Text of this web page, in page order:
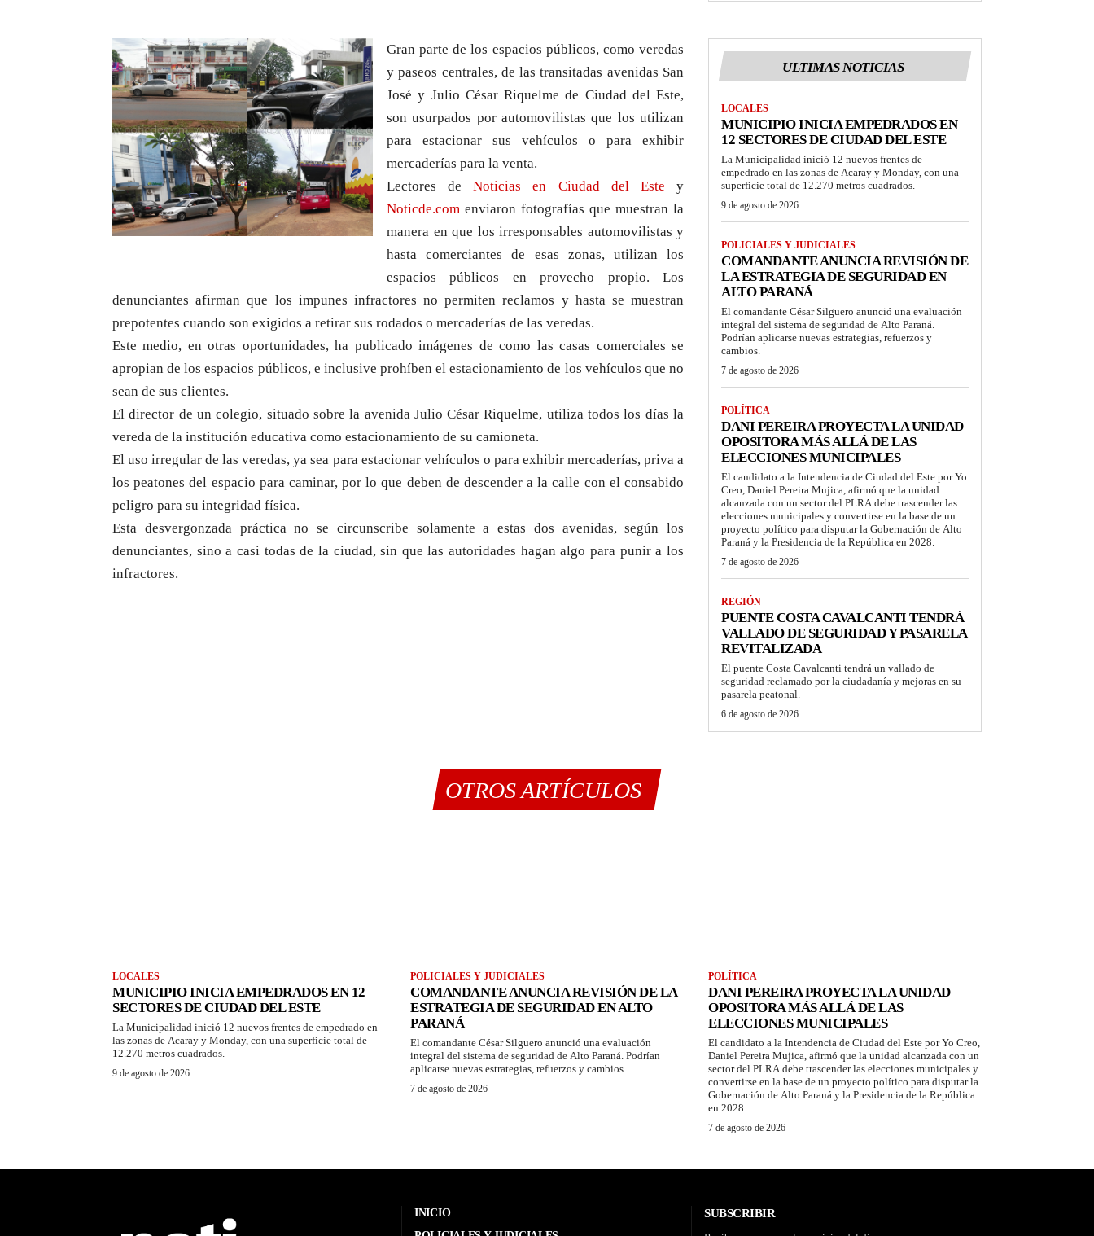
Gran parte de los espacios públicos, como veredas
y paseos centrales, de las transitadas avenidas San
José y Julio César Riquelme de Ciudad del Este,
son usurpados por automovilistas que los utilizan
para estacionar sus vehículos o para exhibir
mercaderías para la venta.
Lectores deNoticias en Ciudad del Este y
Noticde.com enviaron fotografías que muestran la
manera en que los irresponsables automovilistas y
hasta comerciantes de esas zonas, utilizan los
espacios públicos en provecho propio. Los
denunciantes afirman que los impunes infractores no permiten reclamos y hasta se muestran
prepotentes cuando son exigidos a retirar sus rodados o mercaderías de las veredas.
Este medio, en otras oportunidades, ha publicado imágenes de como las casas comerciales se
apropian de los espacios públicos, e inclusive prohíben el estacionamiento de los vehículos que no
sean de sus clientes.
El director de un colegio, situado sobre la avenida Julio César Riquelme, utiliza todos los días la
vereda de la institución educativa como estacionamiento de su camioneta.
El uso irregular de las veredas, ya sea para estacionar vehículos o para exhibir mercaderías, priva a
los peatones del espacio para caminar, por lo que deben de descender a la calle con el consabido
peligro para su integridad física.
Esta desvergonzada práctica no se circunscribe solamente a estas dos avenidas, según los
denunciantes, sino a casi todas de la ciudad, sin que las autoridades hagan algo para punir a los
infractores.
ULTIMAS NOTICIAS
LOCALES
MUNICIPIO INICIA EMPEDRADOS EN
12 SECTORES DE CIUDAD DEL ESTE
La Municipalidad inició 12 nuevos frentes de
empedrado en las zonas de Acaray y Monday, con una
superficie total de 12.270 metros cuadrados.
9 de agosto de 2026
POLICIALES Y JUDICIALES
COMANDANTE ANUNCIA REVISIÓN DE
LA ESTRATEGIA DE SEGURIDAD EN
ALTO PARANÁ
El comandante César Silguero anunció una evaluación
integral del sistema de seguridad de Alto Paraná.
Podrían aplicarse nuevas estrategias, refuerzos y
cambios.
7 de agosto de 2026
POLÍTICA
DANI PEREIRA PROYECTA LA UNIDAD
OPOSITORA MÁS ALLÁ DE LAS
ELECCIONES MUNICIPALES
El candidato a la Intendencia de Ciudad del Este por Yo
Creo, Daniel Pereira Mujica, afirmó que la unidad
alcanzada con un sector del PLRA debe trascender las
elecciones municipales y convertirse en la base de un
proyecto político para disputar la Gobernación de Alto
Paraná y la Presidencia de la República en 2028.
7 de agosto de 2026
REGIÓN
PUENTE COSTA CAVALCANTI TENDRÁ
VALLADO DE SEGURIDAD Y PASARELA
REVITALIZADA
El puente Costa Cavalcanti tendrá un vallado de
seguridad reclamado por la ciudadanía y mejoras en su
pasarela peatonal.
6 de agosto de 2026
OTROS ARTÍCULOS
LOCALES
MUNICIPIO INICIA EMPEDRADOS EN 12
SECTORES DE CIUDAD DEL ESTE
La Municipalidad inició 12 nuevos frentes de empedrado en
las zonas de Acaray y Monday, con una superficie total de
12.270 metros cuadrados.
9 de agosto de 2026
POLICIALES Y JUDICIALES
COMANDANTE ANUNCIA REVISIÓN DE LA
ESTRATEGIA DE SEGURIDAD EN ALTO
PARANÁ
El comandante César Silguero anunció una evaluación
integral del sistema de seguridad de Alto Paraná. Podrían
aplicarse nuevas estrategias, refuerzos y cambios.
7 de agosto de 2026
POLÍTICA
DANI PEREIRA PROYECTA LA UNIDAD
OPOSITORA MÁS ALLÁ DE LAS
ELECCIONES MUNICIPALES
El candidato a la Intendencia de Ciudad del Este por Yo Creo,
Daniel Pereira Mujica, afirmó que la unidad alcanzada con un
sector del PLRA debe trascender las elecciones municipales y
convertirse en la base de un proyecto político para disputar la
Gobernación de Alto Paraná y la Presidencia de la República
en 2028.
7 de agosto de 2026
INICIO
SUBSCRIBIR